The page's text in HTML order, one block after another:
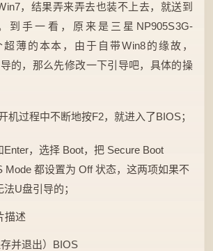
，结果弄来弄去也装不上去，就送到
到手一看，原来是三星NP905S3G-
薄的本本，由于自带Win8的缘故，
的，那么先修改一下引导吧，具体的操
机过程中不断地按F2，就进入了BIOS；
Enter，选择 Boot，把 Secure Boot
Mode 都设置为 Off 状态，这两项如果不
U盘引导的；
并退出）BIOS